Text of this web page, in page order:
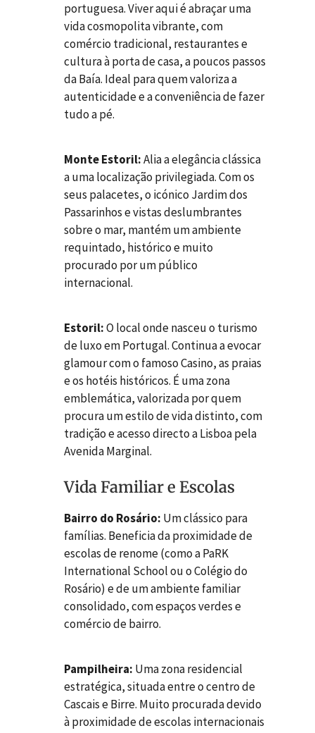
portuguesa. Viver aqui é abraçar uma
vida cosmopolita vibrante, com
comércio tradicional, restaurantes e
cultura à porta de casa, a poucos passos
da Baía. Ideal para quem valoriza a
autenticidade e a conveniência de fazer
tudo a pé.
Monte Estoril:Alia a elegância clássica
a uma localização privilegiada. Com os
seus palacetes, o icónico Jardim dos
Passarinhos e vistas deslumbrantes
sobre o mar, mantém um ambiente
requintado, histórico e muito
procurado por um público
internacional.
Estoril:O local onde nasceu o turismo
de luxo em Portugal. Continua a evocar
glamour com o famoso Casino, as praias
e os hotéis históricos. É uma zona
emblemática, valorizada por quem
procura um estilo de vida distinto, com
tradição e acesso directo a Lisboa pela
Avenida Marginal.
Vida Familiar e Escolas
Bairro do Rosário: Um clássico para
famílias. Beneficia da proximidade de
escolas de renome (como a PaRK
International School ou o Colégio do
Rosário) e de um ambiente familiar
consolidado, com espaços verdes e
comércio de bairro.
Pampilheira: Uma zona residencial
estratégica, situada entre o centro de
Cascais e Birre. Muito procurada devido
à proximidade de escolas internacionais